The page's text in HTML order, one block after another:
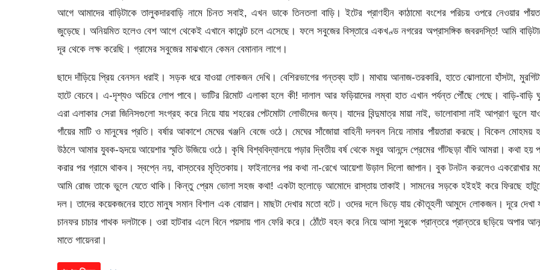
আগে আমাদের বাড়িটাকে তালুকদারবাড়ি নামে চিনত সবাই, এখন ডাকে তিনতলা বাড়ি। ইটের প্রাণহীন কাঠামো বংশের পরিচয় ওপরে নেওয়ার
জুড়েছে। অনিয়মিত হলেও বেশ আগে থেকেই এখানে কারেন্ট চলে এসেছে। ফলে সবুজের বিস্তারে একখণ্ড নগরের অপ্রাসঙ্গিক জবরদস্তি! আমি
দূর থেকে লক্ষ করেছি। গ্রামের সবুজের মাঝখানে কেমন বেমানান লাগে।
ছাদে দাঁড়িয়ে প্রিয় বেনসন ধরাই। সড়ক ধরে যাওয়া লোকজন দেখি। বেশিরভাগের গন্তব্য হাট। মাথায় আনাজ-তরকারি, হাতে ঝোলানো হাঁসটা,
হাটে বেচবে। এ-দৃশ্যও অচিরে লোপ পাবে। ভাটির রিমোট এলাকা হলে কী! দালাল আর ফড়িয়াদের লম্বা হাত এখান পর্যন্ত পৌঁছে গেছে। বাড়ি-বাড়ি
এরা এলাকার সেরা জিনিসগুলো সংগ্রহ করে নিয়ে যায় শহরের পেটমোটা লোভীদের জন্য। যাদের বিন্দুমাত্র মায়া নাই, ভালোবাসা নাই আপ্রাণ ভুলে
গাঁয়ের মাটি ও মানুষের প্রতি। বর্ষার আকাশে মেঘের খঞ্জনি বেজে ওঠে। মেঘের সাঁজোয়া বাহিনী দলবল নিয়ে নামার পাঁয়তারা করছে। বিকেল মোহময়
উঠলে আমার যুবক-হৃদয়ে আয়েশার স্মৃতি উজিয়ে ওঠে। কৃষি বিশ্ববিদ্যালয়ে পড়ার দ্বিতীয় বর্ষ থেকে মধুর আনন্দে প্রেমের গাঁটছড়া বাঁধি আমরা। কথা হয়
করার পর গ্রামে থাকব। স্বপ্নে নয়, বাস্তবের মৃত্তিকায়। ফাইনালের পর কথা না-রেখে আয়েশা উড়াল দিলো জাপান। বুক টনটন করলেও একরোখার
আমি রোজ তাকে ভুলে যেতে থাকি। কিন্তু প্রেম ভোলা সহজ কথা! একটা হুলোড়ে আমোদে রাস্তায় তাকাই। সামনের সড়কে হইহই করে ফিরছে
দল। তাদের কয়েকজনের হাতে মানুষ সমান বিশাল এক বোয়াল। মাছটা দেখার মতো বটে। ওদের দলে ভিড়ে যায় কৌতূহলী আমুদে লোকজন। দূরে দেখা
চানফর চাচার গাথক দলটাকে। ওরা হাটবার এলে বিনে পয়সায় গান ফেরি করে। ঠোঁটে বহন করে নিয়ে আসা সুরকে প্রান্তরে প্রান্তরে ছড়িয়ে অপার
মাতে গায়েনরা।